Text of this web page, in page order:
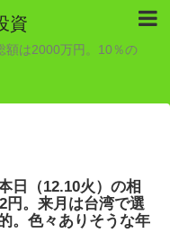
資
額は2000万円。10％の
（12.10火）の相
円。来月は台湾で選
。色々ありそうな年